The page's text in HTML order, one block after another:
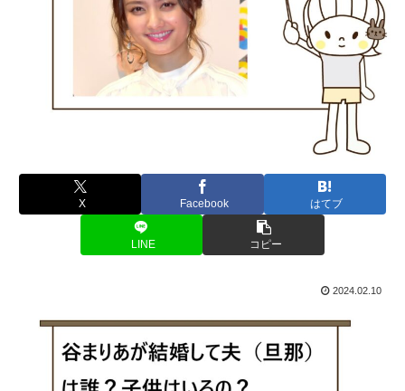
X Facebook はてブ
LINE コピー
2024.02.10